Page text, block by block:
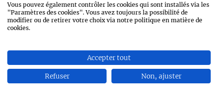
moitié des légumes et la moitié du
Vous pouvez également contrôler les cookies qui sont installés via les
"Paramètres des cookies". Vous avez toujours la possibilité de
modifier ou de retirer votre choix via notre politique en matière de
cookies.
Accepter tout
Refuser Non, ajuster